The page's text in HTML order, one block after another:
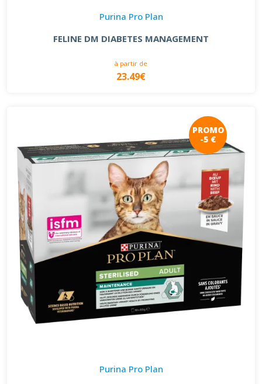
Purina Pro Plan
FELINE DM DIABETES MANAGEMENT
à partir de
23.49€
PROMO
-5 €
Purina Pro Plan